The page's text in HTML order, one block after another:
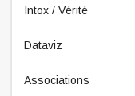
Intox / Vérité
Dataviz
Associations